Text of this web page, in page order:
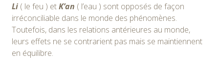
Li ( le feu ) etK’an ( l’eau ) sont opposés de façon
irréconciliable dans le monde des phénomènes.
Toutefois, dans les relations antérieures au monde,
leurs effets ne se contrarient pas mais se maintiennent
en équilibre.